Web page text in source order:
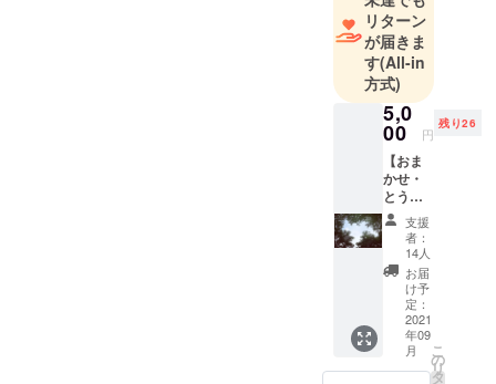
トも企画・
開催してい
ます♪
リターン
が届きま
す(All-in
方式)
5,0
00 円
残り26
【おま
かせ・
とうが
らし1種
300〜
500g】
十色で
栽培し
たとう
がらし1
種を送
りま
す。 何
支援
者：
14人
お届
け予
定：
2021
年09
月
こ
の
リ
タ